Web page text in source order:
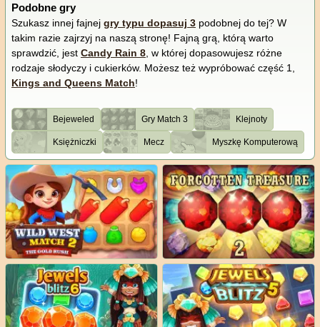
Podobne gry
Szukasz innej fajnej gry typu dopasuj 3 podobnej do tej? W
takim razie zajrzyj na naszą stronę! Fajną grą, którą warto
sprawdzić, jest Candy Rain 8, w której dopasowujesz różne
rodzaje słodyczy i cukierków. Możesz też wypróbować część 1,
Kings and Queens Match!
Bejeweled Gry Match 3 Klejnoty
Księżniczki Mecz Myszkę Komputerową